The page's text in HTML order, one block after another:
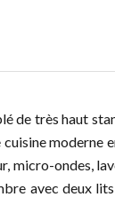
de très haut
cuisine moderne
micro-ondes,
avec deux